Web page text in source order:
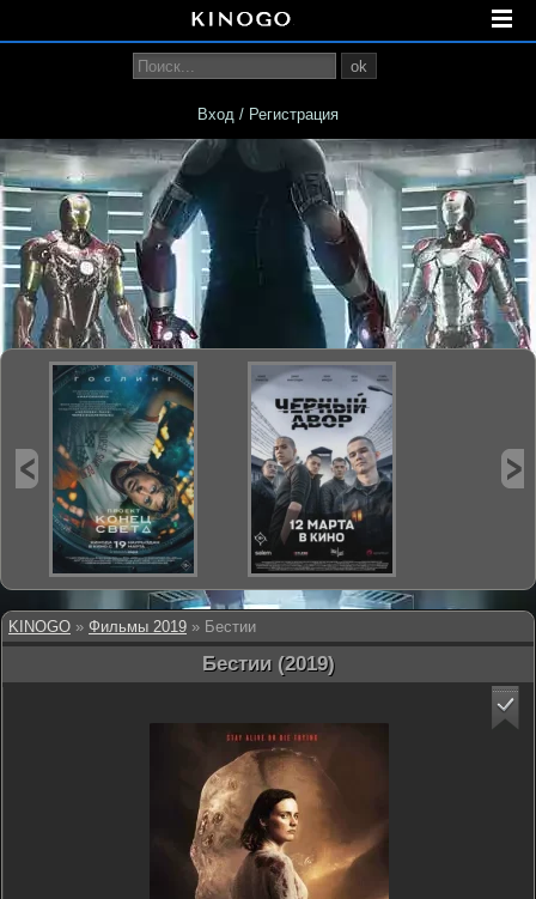
KINOGO » Фильмы 2019 » Бестии
Бестии (2019)
ok
Вход / Регистрация